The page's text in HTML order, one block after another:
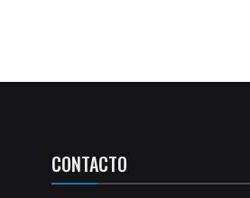
CONTACTO